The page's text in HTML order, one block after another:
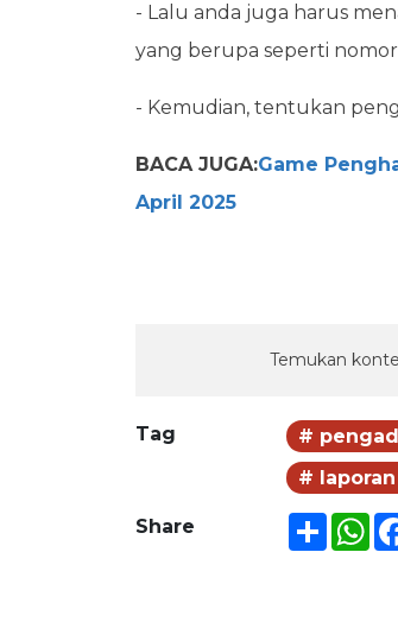
- Lalu anda juga harus
yang berupa seperti nomor
- Kemudian, tentukan
BACA JUGA:Game
April 2025
Temukan
Tag #
#
Share Share